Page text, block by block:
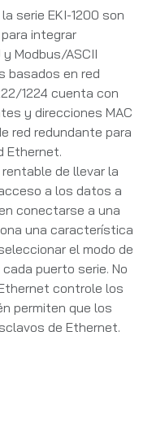
serie EKI-1200 son
integrar
Modbus/ASCII
basados ​​en red
1224 cuenta con
y direcciones MAC
red redundante para
Ethernet.
de llevar la
a los datos a
conectarse a una
una característica
el modo de
puerto serie. No
controle los
permiten que los
de Ethernet.